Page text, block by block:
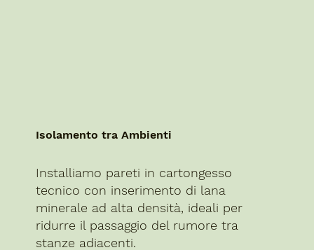
Isolamento tra Ambienti
Installiamo pareti in cartongesso
tecnico con inserimento di lana
minerale ad alta densità, ideali per
ridurre il passaggio del rumore tra
stanze adiacenti.